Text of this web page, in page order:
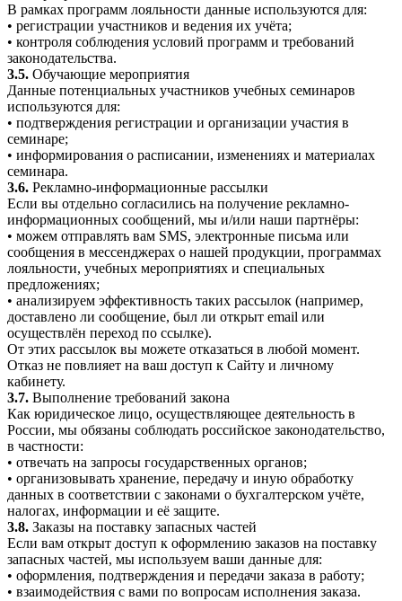
В рамках программ лояльности данные используются для:
• регистрации участников и ведения их учёта;
• контроля соблюдения условий программ и требований
законодательства.
3.5. Обучающие мероприятия
Данные потенциальных участников учебных семинаров
используются для:
• подтверждения регистрации и организации участия в
семинаре;
• информирования о расписании, изменениях и материалах
семинара.
3.6. Рекламно-информационные рассылки
Если вы отдельно согласились на получение рекламно-
информационных сообщений, мы и/или наши партнёры:
• можем отправлять вам SMS, электронные письма или
сообщения в мессенджерах о нашей продукции, программах
лояльности, учебных мероприятиях и специальных
предложениях;
• анализируем эффективность таких рассылок (например,
доставлено ли сообщение, был ли открыт email или
осуществлён переход по ссылке).
От этих рассылок вы можете отказаться в любой момент.
Отказ не повлияет на ваш доступ к Сайту и личному
кабинету.
3.7. Выполнение требований закона
Как юридическое лицо, осуществляющее деятельность в
России, мы обязаны соблюдать российское законодательство,
в частности:
• отвечать на запросы государственных органов;
• организовывать хранение, передачу и иную обработку
данных в соответствии с законами о бухгалтерском учёте,
налогах, информации и её защите.
3.8. Заказы на поставку запасных частей
Если вам открыт доступ к оформлению заказов на поставку
запасных частей, мы используем ваши данные для:
• оформления, подтверждения и передачи заказа в работу;
• взаимодействия с вами по вопросам исполнения заказа.